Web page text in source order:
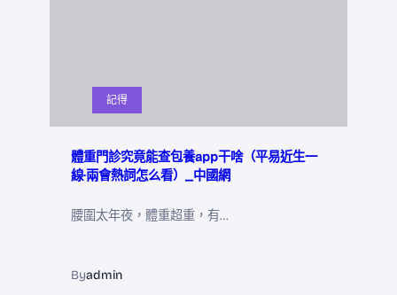
記得
體重門診究竟能查包養app干啥（平易近生一
線·兩會熱詞怎么看）_中國網
腰圍太年夜，體重超重，有…
Byadmin